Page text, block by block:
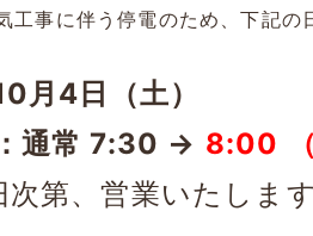
工事に伴う停電のため、下記の
月4日（土）
通常 7:30 → 8:00
第、営業いたします